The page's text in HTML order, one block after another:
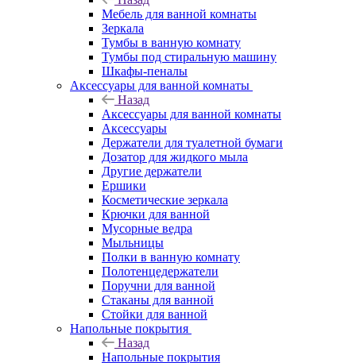
Мебель для ванной комнаты
Зеркала
Тумбы в ванную комнату
Тумбы под стиральную машину
Шкафы-пеналы
Аксессуары для ванной комнаты
Назад
Аксессуары для ванной комнаты
Аксессуары
Держатели для туалетной бумаги
Дозатор для жидкого мыла
Другие держатели
Ершики
Косметические зеркала
Крючки для ванной
Мусорные ведра
Мыльницы
Полки в ванную комнату
Полотенцедержатели
Поручни для ванной
Стаканы для ванной
Стойки для ванной
Напольные покрытия
Назад
Напольные покрытия